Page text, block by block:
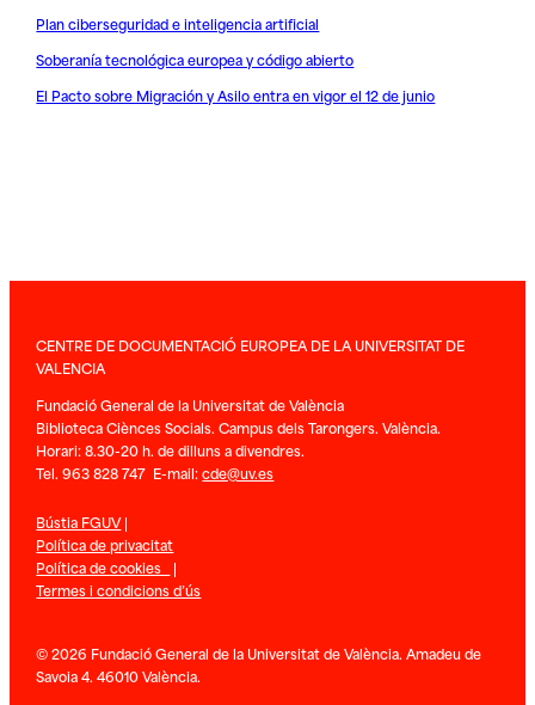
Plan ciberseguridad e inteligencia artificial
Soberanía tecnológica europea y código abierto
El Pacto sobre Migración y Asilo entra en vigor el 12 de junio
CENTRE DE DOCUMENTACIÓ EUROPEA DE LA UNIVERSITAT DE
VALENCIA
Fundació General de la Universitat de València
Biblioteca Ciènces Socials. Campus dels Tarongers. València.
Horari: 8.30-20 h. de dilluns a divendres.
Tel. 963 828 747 E-mail:cde@uv.es
Bústia FGUV|
Política de privacitat
Política de cookies |
Termes i condicions d’ús
© 2026 Fundació General de la Universitat de València. Amadeu de
Savoia 4. 46010 València.